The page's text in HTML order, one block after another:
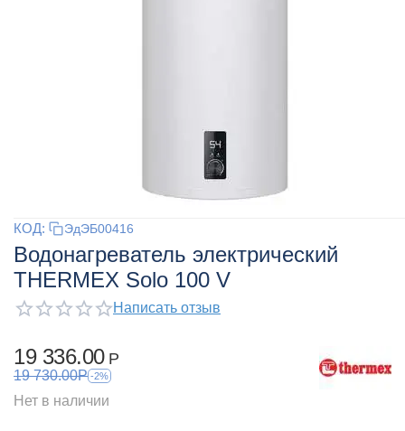
КОД: ЭдЭБ00416
Водонагреватель электрический
THERMEX Solo 100 V
Написать отзыв
19 336.00 Р
19 730.00Р -2%
Нет в наличии